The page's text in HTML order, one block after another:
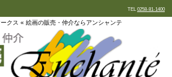
TEL 0258-81-1400
クス « 絵画の販売・仲介ならアンシャンテ